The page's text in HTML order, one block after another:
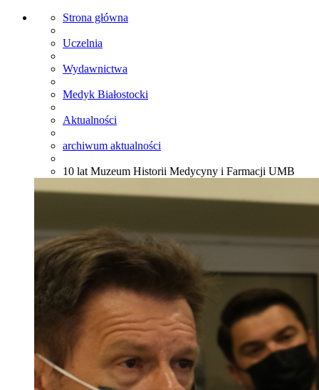
Strona główna
Uczelnia
Wydawnictwa
Medyk Białostocki
Aktualności
archiwum aktualności
10 lat Muzeum Historii Medycyny i Farmacji UMB